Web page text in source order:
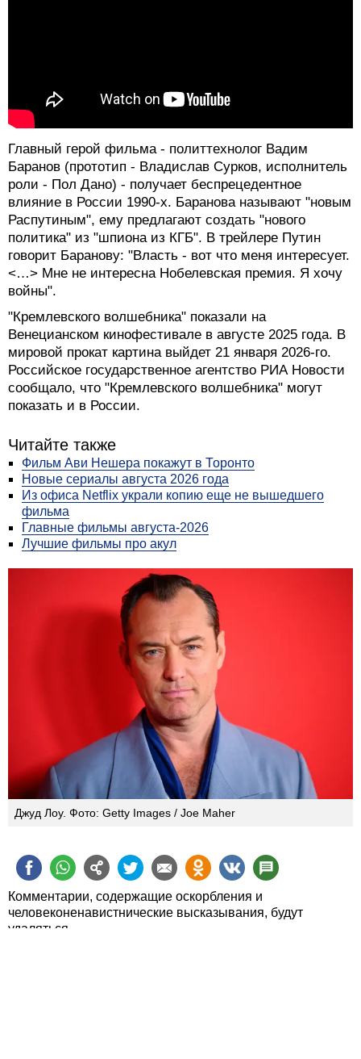
Главный герой фильма - политтехнолог Вадим
Баранов (прототип - Владислав Сурков, исполнитель
роли - Пол Дано) - получает беспрецедентное
влияние в России 1990-х. Баранова называют "новым
Распутиным", ему предлагают создать "нового
политика" из "шпиона из КГБ". В трейлере Путин
говорит Баранову: "Власть - вот что меня интересует.
<…> Мне не интересна Нобелевская премия. Я хочу
войны".
"Кремлевского волшебника" показали на
Венецианском кинофестивале в августе 2025 года. В
мировой прокат картина выйдет 21 января 2026-го.
Российское государственное агентство РИА Новости
сообщало, что "Кремлевского волшебника" могут
показать и в России.
Читайте также
Фильм Ави Нешера покажут в Торонто
Новые сериалы августа 2026 года
Из офиса Netflix украли копию еще не вышедшего
фильма
Главные фильмы августа-2026
Лучшие фильмы про акул
Джуд Лоу. Фото: Getty Images / Joe Maher
Комментарии, содержащие оскорбления и
человеконенавистнические высказывания, будут
удаляться.